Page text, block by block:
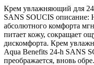
Крем увлажняющий для 24
SANS SOUCIS описание:
абсолютного комфорта
питает кожу, сокращает
дискомфорта. Крем
Aqua Benefits 24-h SANS
преображается, вновь